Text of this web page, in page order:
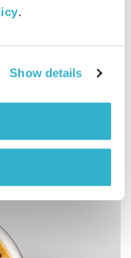
.
Show details
שעה אינטימית עם